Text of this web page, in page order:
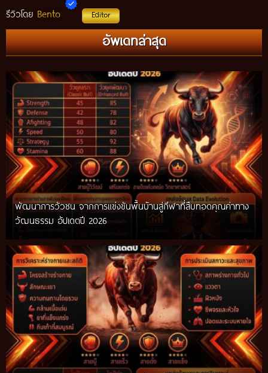
รีวิวโดย Bento Editor
อัพเดทล่าสุด
กติกาวัวชนสมัยก่อน วิถีการแข่งขันดั้งเดิมที่สืบทอดผ่านภูมิปัญญา
ท้องถิ่น อัปเดตปี 2026
พัฒนาการวัวชน จากการแข่งขันพื้นบ้านสู่กีฬาที่สืบทอดคุณค่าทาง
วัฒนธรรม อัปเดตปี 2026